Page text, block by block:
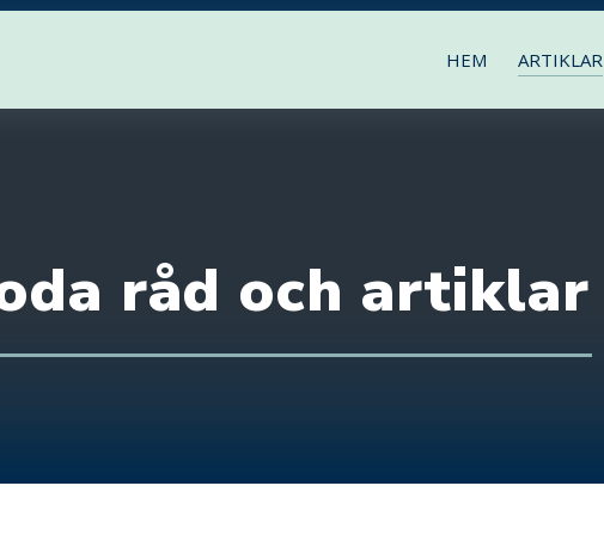
HEM ARTIKLAR
råd och artiklar